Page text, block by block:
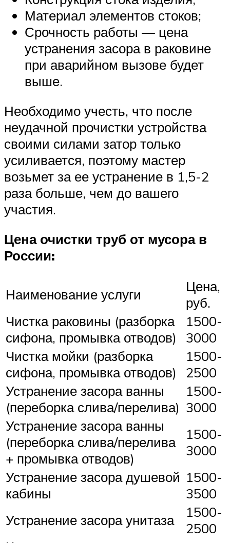
Материал элементов стоков;
Срочность работы — цена
устранения засора в раковине
при аварийном вызове будет
выше.
Необходимо учесть, что после
неудачной прочистки устройства
своими силами затор только
усиливается, поэтому мастер
возьмет за ее устранение в 1,5-2
раза больше, чем до вашего
участия.
Цена очистки труб от мусора в
России:
Наименование услуги
Цена,
руб.
Чистка раковины (разборка
сифона, промывка отводов)
1500-
3000
Чистка мойки (разборка
сифона, промывка отводов)
1500-
2500
Устранение засора ванны
(переборка слива/перелива)
1500-
3000
Устранение засора ванны
(переборка слива/перелива
+ промывка отводов)
1500-
3000
Устранение засора душевой
кабины
1500-
3500
Устранение засора унитаза
1500-
2500